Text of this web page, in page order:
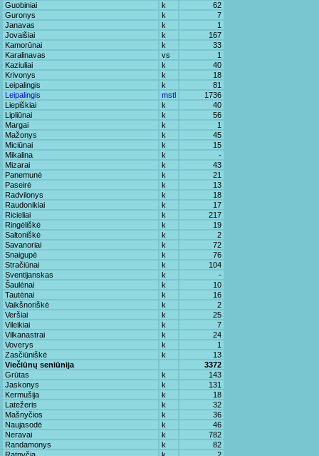
Guobiniai
k
62
Guronys
k
7
Janavas
k
1
Jovaišiai
k
167
Kamorūnai
k
33
Karalinavas
vs
1
Kaziuliai
k
40
Krivonys
k
18
Leipalingis
k
81
Leipalingis
mstl
1736
Liepiškiai
k
40
Lipliūnai
k
56
Margai
k
1
Mažonys
k
45
Miciūnai
k
15
Mikalina
k
-
Mizarai
k
43
Panemunė
k
21
Paseirė
k
13
Radvilonys
k
18
Raudonikiai
k
17
Ricieliai
k
217
Ringėliškė
k
19
Saltoniškė
k
2
Savanoriai
k
72
Snaigupė
k
76
Stračiūnai
k
104
Sventijanskas
k
-
Šaulėnai
k
10
Tautėnai
k
16
Vaikšnoriškė
k
2
Veršiai
k
25
Vileikiai
k
7
Vilkanastrai
k
24
Voverys
k
1
Zasčiūniškė
k
13
Viečiūnų seniūnija
3372
Grūtas
k
143
Jaskonys
k
131
Kermušija
k
18
Latežeris
k
32
Mašnyčios
k
36
Naujasodė
k
46
Neravai
k
782
Randamonys
k
82